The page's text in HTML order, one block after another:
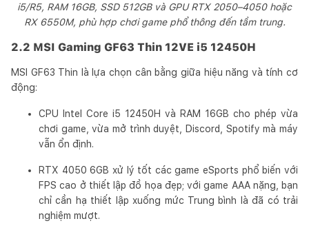
i5/R5, RAM 16GB, SSD 512GB và GPU RTX 2050–4050 hoặc
RX 6550M, phù hợp chơi game phổ thông đến tầm trung.
2.2 MSI Gaming GF63 Thin 12VE i5 12450H
MSI GF63 Thin là lựa chọn cân bằng giữa hiệu năng và tính cơ
động:
CPU Intel Core i5 12450H và RAM 16GB cho phép vừa
chơi game, vừa mở trình duyệt, Discord, Spotify mà máy
vẫn ổn định.
RTX 4050 6GB xử lý tốt các game eSports phổ biến với
FPS cao ở thiết lập đồ họa đẹp; với game AAA nặng, bạn
chỉ cần hạ thiết lập xuống mức Trung bình là đã có trải
nghiệm mượt.